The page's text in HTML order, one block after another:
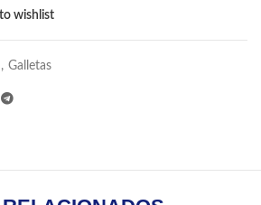
wishlist
, Galletas